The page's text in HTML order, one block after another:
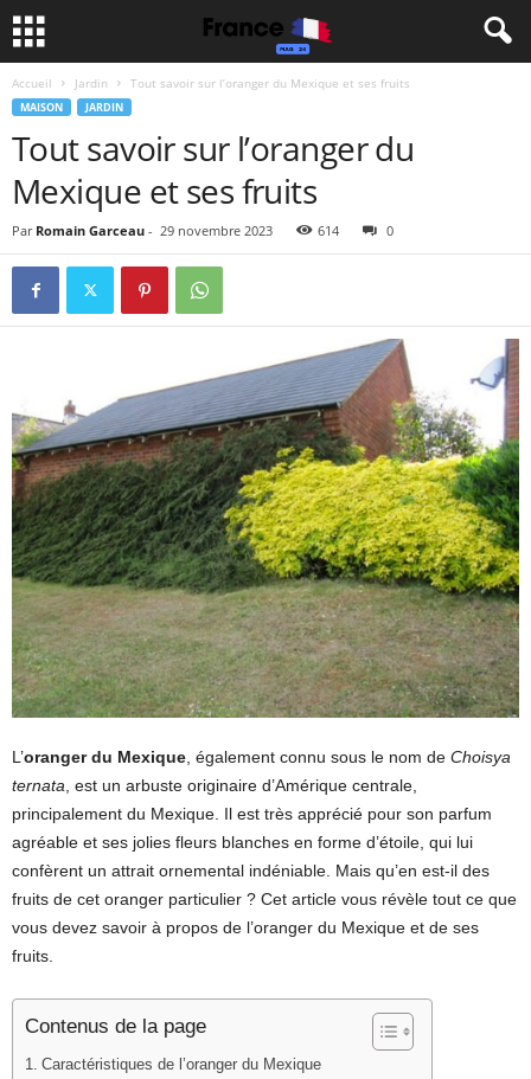
Accueil Jardin Tout savoir sur l’oranger du Mexique et ses fruits
MAISON JARDIN
Tout savoir sur l’oranger du
Mexique et ses fruits
Par Romain Garceau - 29 novembre 2023 614 0
L’oranger du Mexique, également connu sous le nom de Choisya
ternata, est un arbuste originaire d’Amérique centrale,
principalement du Mexique. Il est très apprécié pour son parfum
agréable et ses jolies fleurs blanches en forme d’étoile, qui lui
confèrent un attrait ornemental indéniable. Mais qu’en est-il des
fruits de cet oranger particulier ? Cet article vous révèle tout ce que
vous devez savoir à propos de l’oranger du Mexique et de ses
fruits.
Contenus de la page
Caractéristiques de l’oranger du Mexique